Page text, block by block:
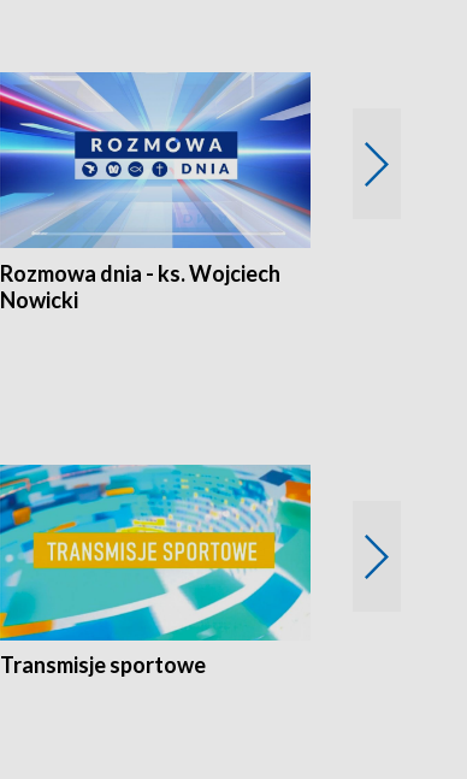
Rozmowa dnia - ks. Wojciech
Nowicki
Transmisje sportowe